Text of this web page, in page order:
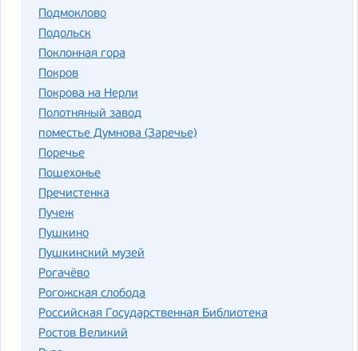
Подмоклово
Подольск
Поклонная гора
Покров
Покрова на Нерли
Полотняный завод
поместье Думнова (Заречье)
Поречье
Пошехонье
Пречистенка
Пучеж
Пушкино
Пушкинский музей
Рогачёво
Рогожская слобода
Российская Государственная Библиотека
Ростов Великий